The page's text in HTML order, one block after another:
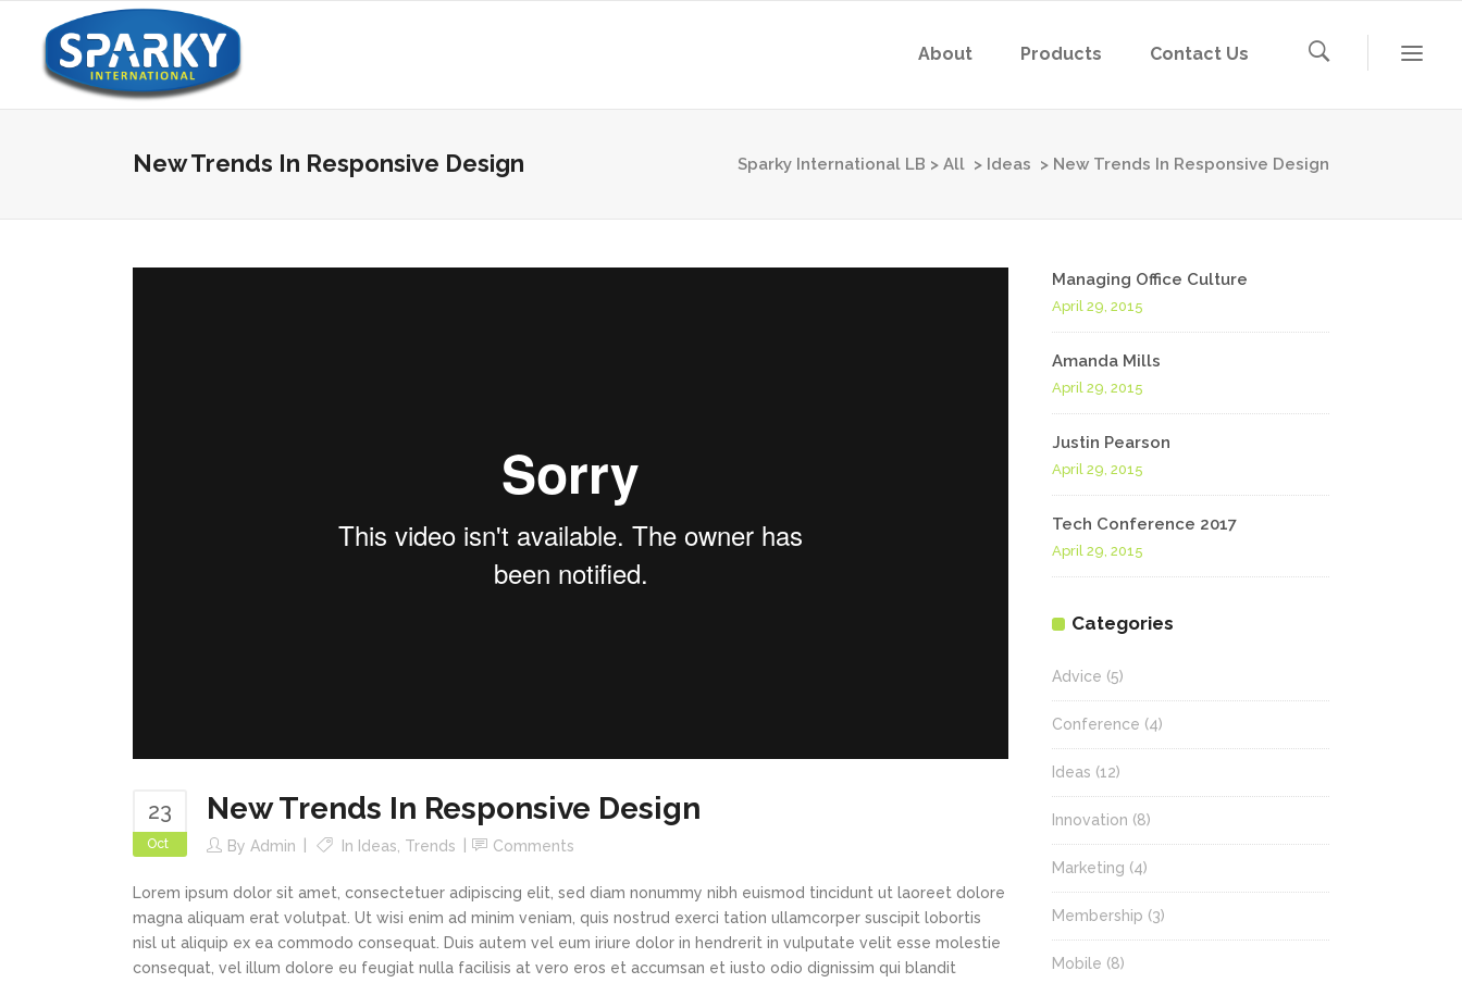
About Products Contact Us
New Trends In Responsive Design Sparky International LB > All > Ideas > New Trends In Responsive Design
23
Oct
New Trends In Responsive Design
By Admin In Ideas, Trends Comments
Lorem ipsum dolor sit amet, consectetuer adipiscing elit, sed diam nonummy nibh euismod tincidunt ut laoreet dolore
magna aliquam erat volutpat. Ut wisi enim ad minim veniam, quis nostrud exerci tation ullamcorper suscipit lobortis
nisl ut aliquip ex ea commodo consequat. Duis autem vel eum iriure dolor in hendrerit in vulputate velit esse molestie
consequat, vel illum dolore eu feugiat nulla facilisis at vero eros et accumsan et iusto odio dignissim qui blandit
Managing Office Culture
April 29, 2015
Amanda Mills
April 29, 2015
Justin Pearson
April 29, 2015
Tech Conference 2017
April 29, 2015
Categories
Advice (5)
Conference (4)
Ideas (12)
Innovation (8)
Marketing (4)
Membership (3)
Mobile (8)